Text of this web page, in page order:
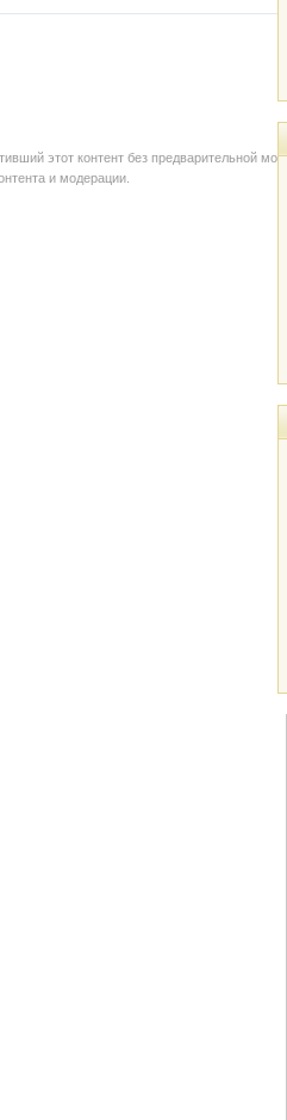
этот контент без предварительной
и модерации.